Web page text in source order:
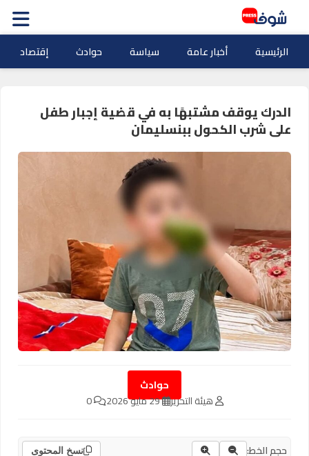
الرئيسية أخبار عامة سياسة حوادث إقتصاد
الدرك يوقف مشتبهًا به في قضية إجبار طفل
على شرب الكحول ببنسليمان
حوادث
هيئة التحرير 29 مايو 2026 0
حجم الخط: نسخ المحتوى